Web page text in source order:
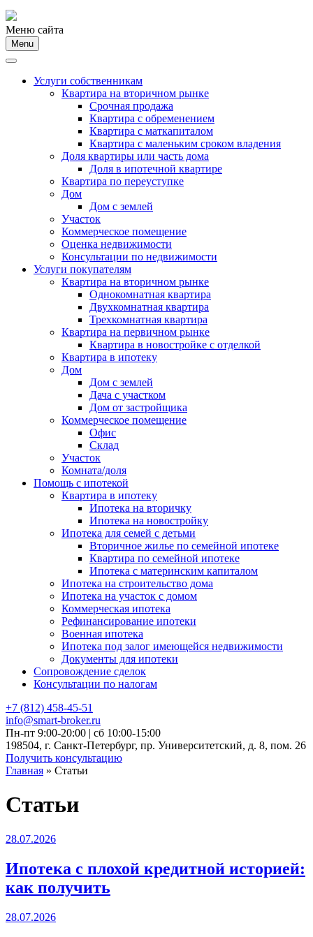
Меню сайта
Menu
Услуги собственникам
Квартира на вторичном рынке
Срочная продажа
Квартира с обременением
Квартира с маткапиталом
Квартира с маленьким сроком владения
Доля квартиры или часть дома
Доля в ипотечной квартире
Квартира по переуступке
Дом
Дом с землей
Участок
Коммерческое помещение
Оценка недвижимости
Консультации по недвижимости
Услуги покупателям
Квартира на вторичном рынке
Однокомнатная квартира
Двухкомнатная квартира
Трехкомнатная квартира
Квартира на первичном рынке
Квартира в новостройке с отделкой
Квартира в ипотеку
Дом
Дом с землей
Дача с участком
Дом от застройщика
Коммерческое помещение
Офис
Склад
Участок
Комната/доля
Помощь с ипотекой
Квартира в ипотеку
Ипотека на вторичку
Ипотека на новостройку
Ипотека для семей с детьми
Вторичное жилье по семейной ипотеке
Квартира по семейной ипотеке
Ипотека с материнским капиталом
Ипотека на строительство дома
Ипотека на участок с домом
Коммерческая ипотека
Рефинансирование ипотеки
Военная ипотека
Ипотека под залог имеющейся недвижимости
Документы для ипотеки
Сопровождение сделок
Консультации по налогам
+7 (812) 458-45-51
info@smart-broker.ru
Пн-пт 9:00-20:00 | сб 10:00-15:00
198504, г. Санкт-Петербург, пр. Университетский, д. 8, пом. 26
Получить консультацию
Skip
content
Главная » Статьи
Статьи
Posted
28.07.2026
Ипотека с плохой кредитной историей:
как получить
Posted
28.07.2026